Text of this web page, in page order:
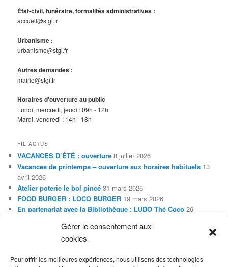
Gérer le consentement aux
cookies
Pour offrir les meilleures expériences, nous utilisons des technologies
État-civil, funéraire, formalités administratives :
accueil@stgi.fr
Urbanisme :
urbanisme@stgi.fr
Autres demandes :
mairie@stgi.fr
Horaires d'ouverture au public
Lundi, mercredi, jeudi : 09h - 12h
Mardi, vendredi : 14h - 18h
FIL ACTUS
VACANCES D’ÉTÉ : ouverture 8 juillet 2026
Vacances de printemps – ouverture aux horaires habituels 13
avril 2026
Atelier poterie le bol pincé 31 mars 2026
FOOD BURGER : LOCO BURGER 19 mars 2026
En partenariat avec la Bibliothèque : LUDO Thé Coco 26
Exposition Adleiz de janvier à février 2026
En partenariat avec la Bibliothèque : Soirée SLAM
Vacances de noël 26 décembre 2025